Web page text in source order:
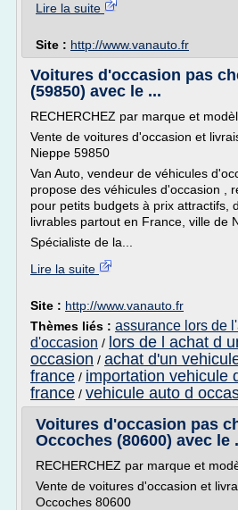
Lire la suite
Site : http://www.vanauto.fr
Voitures d'occasion pas
(59850) avec le ...
RECHERCHEZ par marque et
Vente de voitures d'occasion et
Nieppe 59850
Van Auto, vendeur de véhicules
propose des véhicules d'occasion ,
pour petits budgets à prix attractifs,
livrables partout en France, ville de
Spécialiste de la...
Lire la suite
Site : http://www.vanauto.fr
Thèmes liés : assurance lors de
d'occasion / lors de l achat d
occasion / achat d'un
france / importation vehicule
france / vehicule auto d
Voitures d'occasion pas
Occoches (80600) avec le
RECHERCHEZ par marque et
Vente de voitures d'occasion et
Occoches 80600